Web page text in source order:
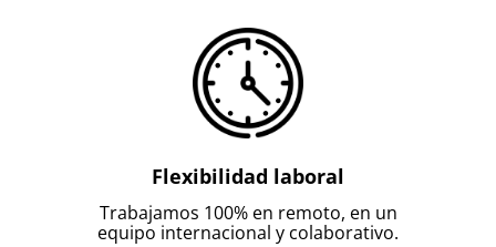
Flexibilidad laboral
Trabajamos 100% en remoto, en un
equipo internacional y colaborativo.